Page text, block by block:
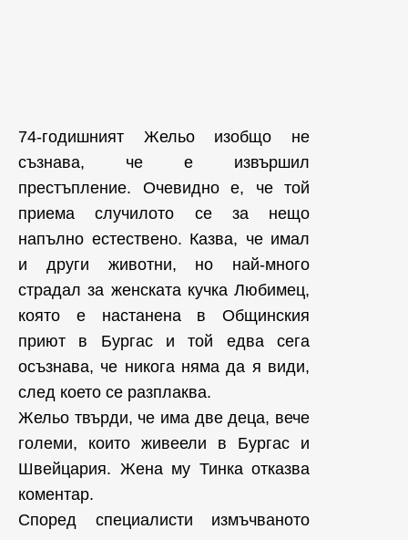
74-годишният Жельо изобщо не
съзнава, че е извършил
престъпление. Очевидно е, че той
приема случилото се за нещо
напълно естествено. Казва, че имал
и други животни, но най-много
страдал за женската кучка Любимец,
която е настанена в Общинския
приют в Бургас и той едва сега
осъзнава, че никога няма да я види,
след което се разплаква.
Жельо твърди, че има две деца, вече
големи, които живеели в Бургас и
Швейцария. Жена му Тинка отказва
коментар.
Според специалисти измъчваното